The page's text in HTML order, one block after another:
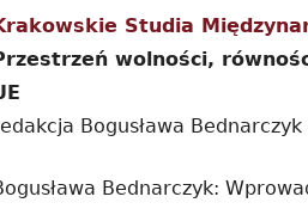
Studia
wolności,
Bogusława Bednarczyk
Bednarczyk: